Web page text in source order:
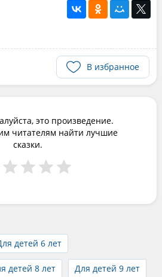
В избранное
это произведение.
читателям найти лучшие
сказки.
детей 6 лет
детей 8 лет Для детей 9 лет